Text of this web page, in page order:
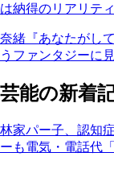
は納得のリアリテ
奈緒『あなたがし
うファンタジーに
芸能の新着
林家パー子、認知
ーも電気・電話代